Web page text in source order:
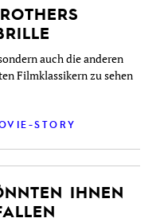
auch die anderen
Filmklassikern zu sehen
STORY
IHNEN